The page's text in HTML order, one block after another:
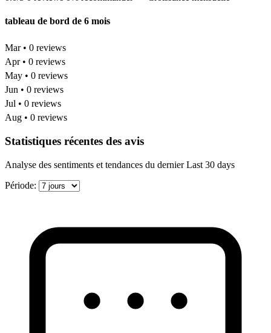
tableau de bord de 6 mois
Mar • 0 reviews
Apr • 0 reviews
May • 0 reviews
Jun • 0 reviews
Jul • 0 reviews
Aug • 0 reviews
Statistiques récentes des avis
Analyse des sentiments et tendances du dernier Last 30 days
Période: